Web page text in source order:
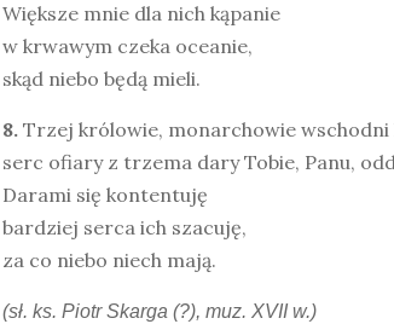
Większe mnie dla nich kąpanie
w krwawym czeka oceanie,
skąd niebo będą mieli.
8. Trzej królowie, monarchowie wschodni
serc ofiary z trzema dary Tobie, Panu,
Darami się kontentuję
bardziej serca ich szacuję,
za co niebo niech mają.
(sł. ks. Piotr Skarga (?), muz. XVII w.)